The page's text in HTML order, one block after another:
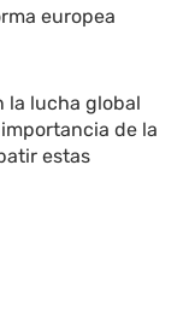
europea
la lucha global
de la
estas